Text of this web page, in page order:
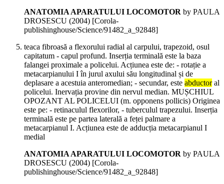
ANATOMIA APARATULUI LOCOMOTOR by PAULA
DROSESCU (2004) [Corola-
publishinghouse/Science/91482_a_92848]
teaca fibroasă a flexorului radial al carpului, trapezoid, osul
capitatum - capul profund. Inserția terminală este la baza
falangei proximale a policelui. Acțiunea este de: - rotație a
metacarpianului I în jurul axului său longitudinal și de
deplasare a acestuia anteromedian; - secundar, este abductoral
policelui. Inervația provine din nervul median. MUȘCHIUL
OPOZANT AL POLICELUI (m. opponens pollicis) Originea
este pe: - retinaculul flexorilor, - tuberculul trapezului. Inserția
terminală este pe partea laterală a feței palmare a
metacarpianul I. Acțiunea este de adducția metacarpianul I
medial
ANATOMIA APARATULUI LOCOMOTOR by PAULA
DROSESCU (2004) [Corola-
publishinghouse/Science/91482_a_92848]